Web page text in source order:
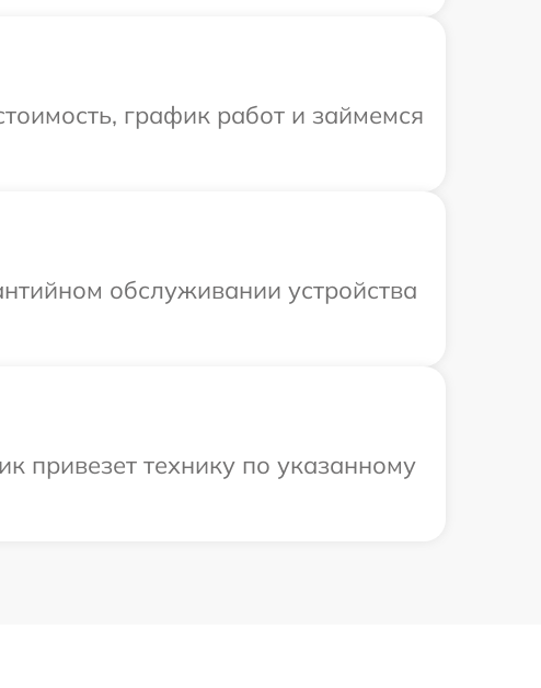
график работ и займемся
обслуживании устройства
привезет технику по указанному